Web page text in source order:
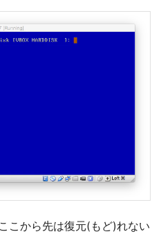
こから先は復元(もど)れない